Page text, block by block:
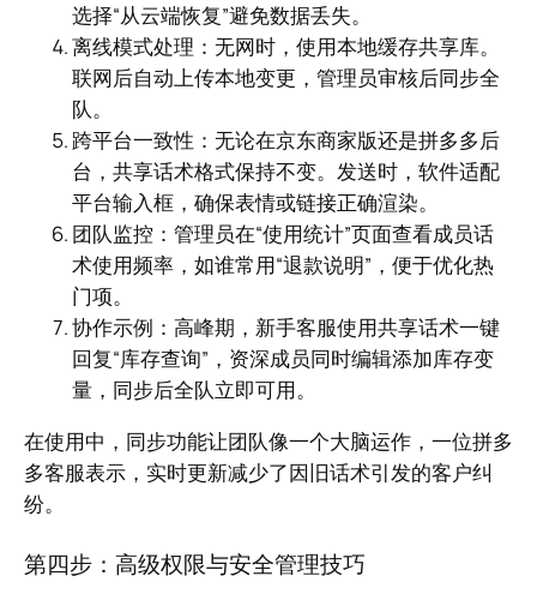
选择“从云端恢复”避免数据丢失。
离线模式处理：无网时，使用本地缓存共享库。
联网后自动上传本地变更，管理员审核后同步全
队。
跨平台一致性：无论在京东商家版还是拼多多后
台，共享话术格式保持不变。发送时，软件适配
平台输入框，确保表情或链接正确渲染。
团队监控：管理员在“使用统计”页面查看成员话
术使用频率，如谁常用“退款说明”，便于优化热
门项。
协作示例：高峰期，新手客服使用共享话术一键
回复“库存查询”，资深成员同时编辑添加库存变
量，同步后全队立即可用。
在使用中，同步功能让团队像一个大脑运作，一位拼多
多客服表示，实时更新减少了因旧话术引发的客户纠
纷。
第四步：高级权限与安全管理技巧